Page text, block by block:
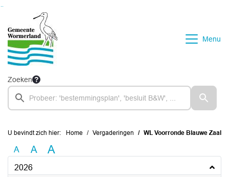
Ga naar de inhoud van deze pagina
Ga naar het zoeken
Ga naar het menu
Menu
Zoeken
U bevindt zich hier: Home Vergaderingen WL Voorronde Blauwe Zaal
A A A
2026